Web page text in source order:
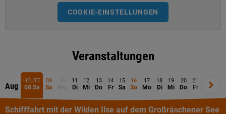
COOKIE-EINSTELLUNGEN
Veranstaltungen
Aug
HEUTE
08 Sa
09
So
11
Di
12
Mi
13
Do
14
Fr
15
Sa
16
So
17
Mo
18
Di
19
Mi
20
Do
21
Fr
22
Sa
Aug
Schifffahrt mit der Wilden Ilse auf dem Großräschener See